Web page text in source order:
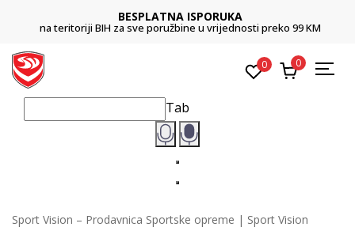
BESPLATNA ISPORUKA
na teritoriji BIH za sve poružbine u vrijednosti preko 99 KM
0 0
Tab
Sport Vision – Prodavnica Sportske opreme | Sport Vision